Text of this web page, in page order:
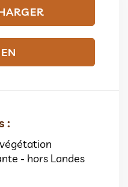
:
- hors Landes